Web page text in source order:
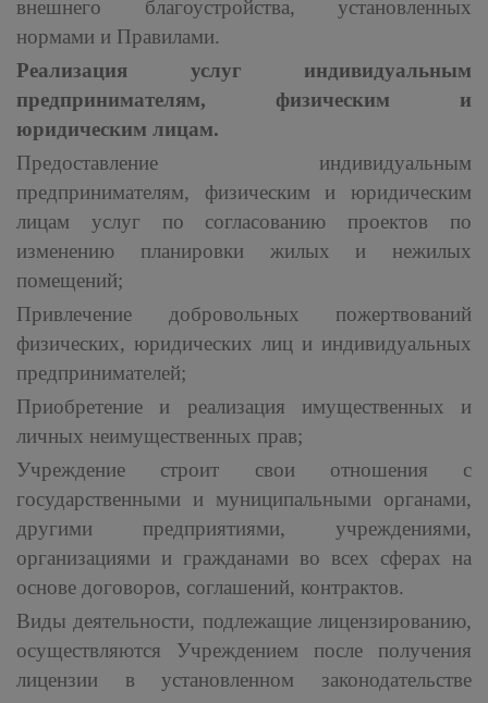
внешнего благоустройства, установленных
нормами и Правилами.
Реализация услуг индивидуальным
предпринимателям, физическим и
юридическим лицам.
Предоставление индивидуальным
предпринимателям, физическим и юридическим
лицам услуг по согласованию проектов по
изменению планировки жилых и нежилых
помещений;
Привлечение добровольных пожертвований
физических, юридических лиц и индивидуальных
предпринимателей;
Приобретение и реализация имущественных и
личных неимущественных прав;
Учреждение строит свои отношения с
государственными и муниципальными органами,
другими предприятиями, учреждениями,
организациями и гражданами во всех сферах на
основе договоров, соглашений, контрактов.
Виды деятельности, подлежащие лицензированию,
осуществляются Учреждением после получения
лицензии в установленном законодательстве